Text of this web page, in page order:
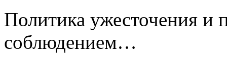
Политика ужесточения и
соблюдением…